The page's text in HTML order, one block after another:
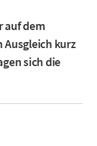
auf dem
kurz
sich die